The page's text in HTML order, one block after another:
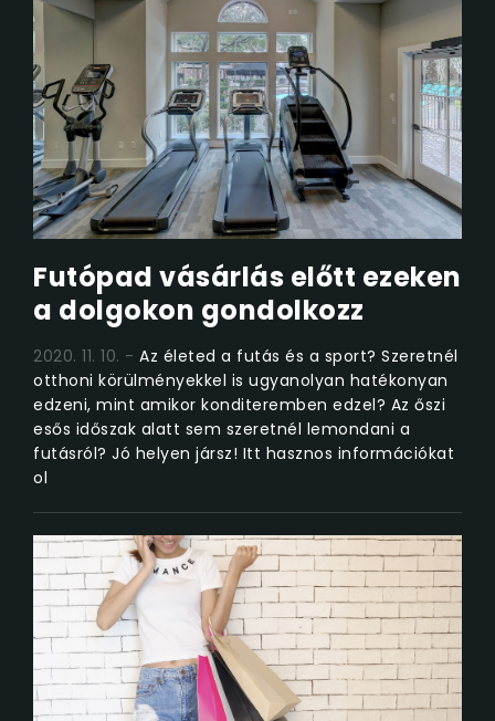
Futópad vásárlás előtt ezeken
a dolgokon gondolkozz
2020. 11. 10.
Az életed a futás és a sport? Szeretnél
otthoni körülményekkel is ugyanolyan hatékonyan
edzeni, mint amikor konditeremben edzel? Az őszi
esős időszak alatt sem szeretnél lemondani a
futásról? Jó helyen jársz! Itt hasznos információkat
ol